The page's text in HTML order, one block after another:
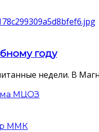
году
недели. В
МЦОЗ
ММК